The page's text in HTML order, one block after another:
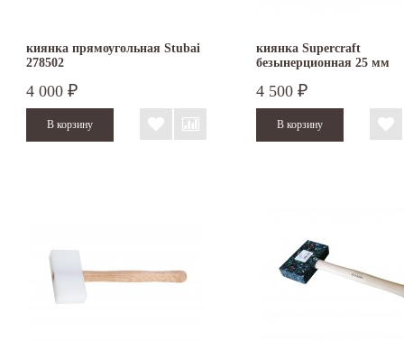
киянка прямоугольная Stubai
278502
4 000 ₽
киянка Supercraft
безынерционная 25 мм
4 500 ₽